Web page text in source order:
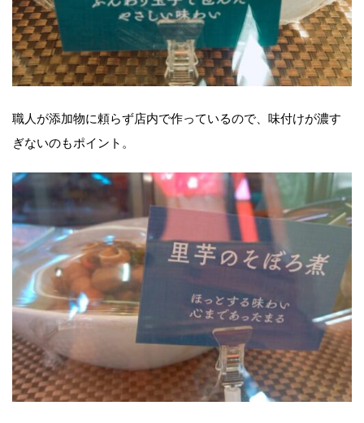
職人が添加物に頼らず店内で作っているので、味付けが濃す
ぎないのもポイント。